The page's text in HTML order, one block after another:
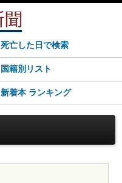
死亡した日で検索
国籍別リスト
新着本 ランキング